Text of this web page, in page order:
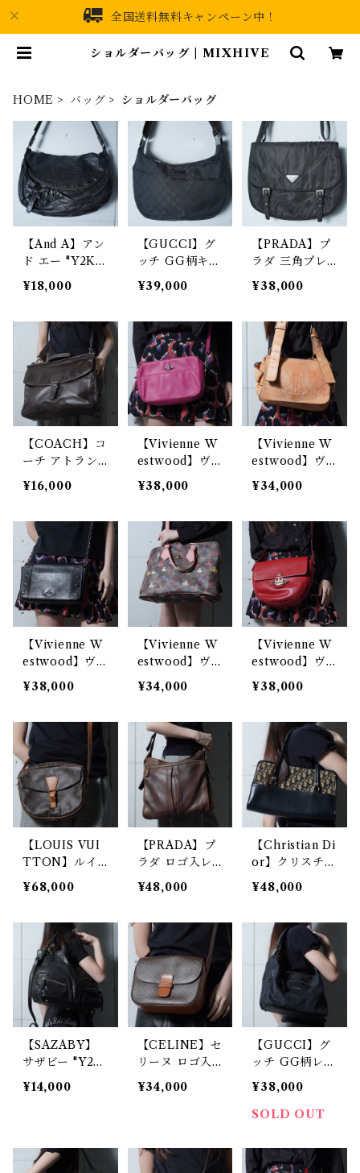
全国送料無料キャンペーン中！
ショルダーバッグ | MIXHIVE
HOME バッグ ショルダーバッグ
【And A】アン
ド エー "Y2K d
ark wear" フ
ラップレザーシ
black
¥18,000
【GUCCI】グ
ッチ GG柄キャ
ンバス ワンシ
ョルダーバッグ
¥39,000
【PRADA】プ
ラダ 三角プレ
ートナイロンシ
ョルダーバッグ
¥38,000
【COACH】コ
ーチ アトラン
ティックビーク
マン 2WAYレ
バッグ brown
¥16,000
【Vivienne W
estwood】ヴ
ィヴィアンウエ
ストウッド オ
ースクエアショ
ルダーバッグ p
ink
¥38,000
【Vivienne W
estwood】ヴ
ィヴィアンウエ
ストウッド エ
ゴアコードレザ
ーショルダーバ
ッグ beige
¥34,000
【Vivienne W
estwood】ヴ
ィヴィアンウエ
ストウッド オ
ズチェーンレザ
ーショルダーバ
ッグ black
¥38,000
【Vivienne W
estwood】ヴ
ィヴィアンウエ
ストウッド マ
WAYハンドシ
ョルダーバッグ
¥34,000
【Vivienne W
estwood】ヴ
ィヴィアンウエ
ストウッド オ
ブロゴシボ加工
レザーショルダ
ーバッグ red
¥38,000
【LOUIS VUI
TTON】ルイ
ヴィトン ジュ
ヌフィーユ GM
ーショルダーバ
ッグ brown
¥68,000
【PRADA】プ
ラダ ロゴ入レ
ザーショルダー
バッグ brown
¥48,000
【Christian Di
or】クリスチャ
ンディオール
トロッターレザ
ショルダーバッ
グ beige& bla
ck
¥48,000
【SAZABY】
サザビー "Y2
K・dark wea
r" レザー2WAY
¥14,000
【CELINE】セ
リーヌ ロゴ入
マカダムレザー
ショルダーバッ
¥34,000
【GUCCI】グ
ッチ GG柄レザ
ー・キャンバス
ワンショルダー
バッグ black
¥38,000
SOLD OUT